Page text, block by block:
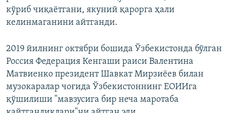
кўриб чиқаётгани, якуний қарорга ҳали
келинмаганини айтганди.
2019 йилнинг октябри бошида Ўзбекистонда бўлган
Россия Федерация Кенгаши раиси Валентина
Матвиенко президент Шавкат Мирзиёев билан
музокаралар чоғида Ўзбекистоннинг ЕОИИга
қўшилиши "мавзусига бир неча маротаба